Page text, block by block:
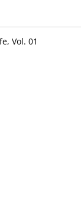
Vol. 01